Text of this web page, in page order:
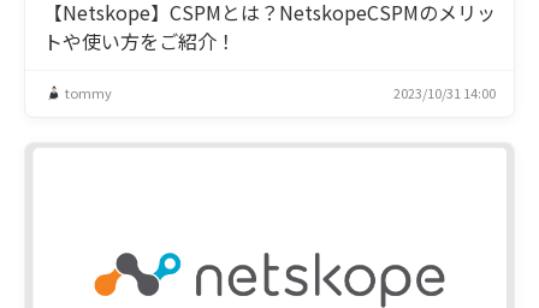
【Netskope】CSPMとは？NetskopeCSPMのメリッ
トや使い方をご紹介！
tommy 2023/10/31 14:00